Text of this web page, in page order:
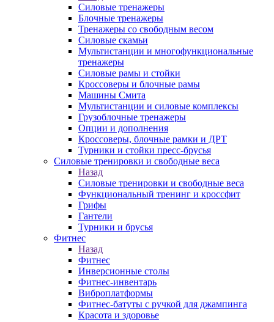
Силовые тренажеры
Блочные тренажеры
Тренажеры со свободным весом
Силовые скамьи
Мультистанции и многофункциональные
тренажеры
Силовые рамы и стойки
Кроссоверы и блочные рамы
Машины Смита
Мультистанции и силовые комплексы
Грузоблочные тренажеры
Опции и дополнения
Кроссоверы, блочные рамки и ДРТ
Турники и стойки пресс-брусья
Силовые тренировки и свободные веса
Назад
Силовые тренировки и свободные веса
Функциональный тренинг и кроссфит
Грифы
Гантели
Турники и брусья
Фитнес
Назад
Фитнес
Инверсионные столы
Фитнес-инвентарь
Виброплатформы
Фитнес-батуты с ручкой для джампинга
Красота и здоровье